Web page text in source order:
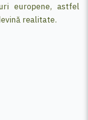
europene, astfel
realitate.